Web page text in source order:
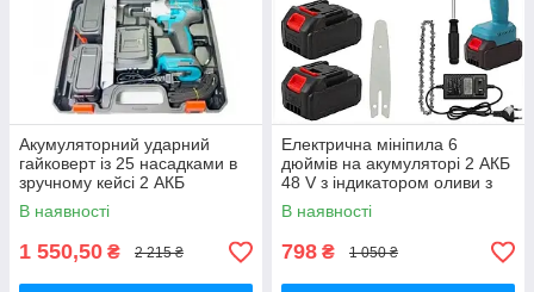
Акумуляторний ударний
гайковерт із 25 насадками в
зручному кейсі 2 АКБ
В наявності
1 550,50 ₴ 2 215 ₴
Електрична мініпила 6
дюймів на акумуляторі 2 АКБ
48 V з індикатором оливи з
кейсом
В наявності
798 ₴ 1 050 ₴